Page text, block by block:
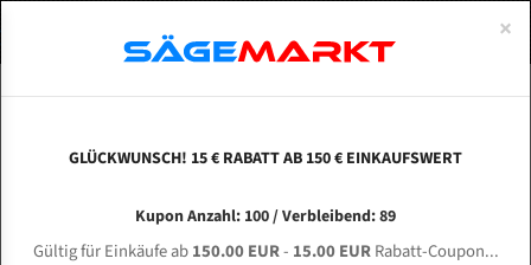
WAY TRAIN WE - 330 SSA für 4100 mm Bi-Metall
Bandsägeblätter
ABOUTS
ENGLISH
Bi-Metall Meterware
×
GLÜCKWUNSCH! 15 € RABATT AB 150 € EINKAUFSWERT
Kupon Anzahl: 100 / Verbleibend: 89
Gültig für Einkäufe ab150.00 EUR- 15.00 EURRabatt-Coupon...